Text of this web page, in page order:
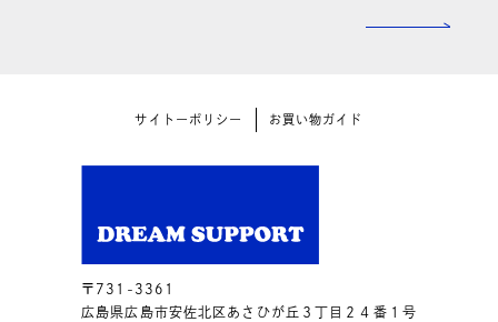
サイトーポリシー お買い物ガイド
〒731-3361
広島県広島市安佐北区あさひが丘３丁目２４番１号